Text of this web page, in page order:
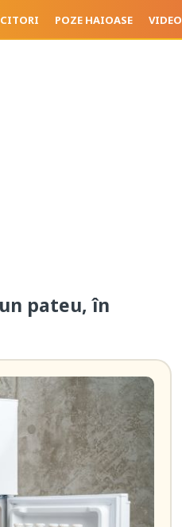
POZE HAIOASE VIDEO
pateu, în